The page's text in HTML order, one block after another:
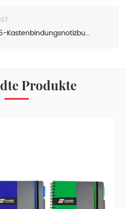
Smiling Range A5-Kastenbindungsnotizbuch
Produkte